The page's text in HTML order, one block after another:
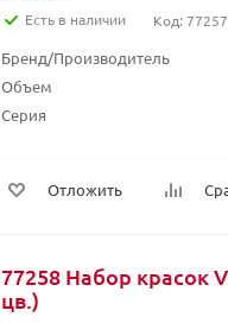
Есть в наличии Код: 77257
Бренд/Производитель
Объем
Серия
Отложить
77258 Набор красок
цв.)